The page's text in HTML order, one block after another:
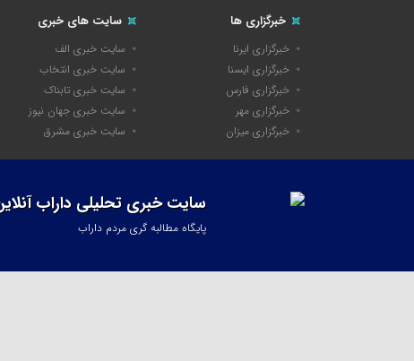
خبرگزاری ها
خبرگزاری ایرنا
خبرگزاری ایسنا
خبرگزاری فارس
خبرگزاری مهر
خبرگزاری میزان
سایت های خبری
سایت خبری الف
سایت خبری انتخاب
سایت خبری تابناک
سایت خبری جهان نیوز
سایت خبری مشرق
سایت خبری تحلیلی داراب
پایگاه مطالبه گری مردم داراب